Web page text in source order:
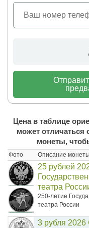
Цена в таблице
может отличаться
монеты,
Фото Описание монеты
25 рублей
театра
250-летие
театра России
3 рубля